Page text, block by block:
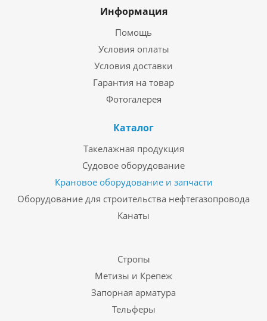
Информация
Помощь
Условия оплаты
Условия доставки
Гарантия на товар
Фотогалерея
Каталог
Такелажная продукция
Судовое оборудование
Крановое оборудование и запчасти
Оборудование для строительства нефтегазопровода
Канаты
Стропы
Метизы и Крепеж
Запорная арматура
Тельферы